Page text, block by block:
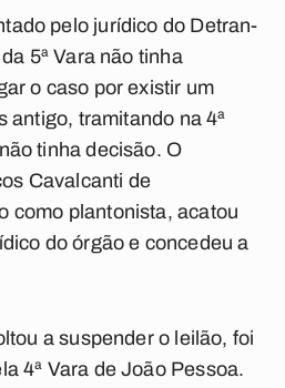
pelo jurídico do Detran-
5ª Vara não tinha
o caso por existir um
antigo, tramitando na 4ª
tinha decisão. O
Cavalcanti de
como plantonista, acatou
do órgão e concedeu a
a suspender o leilão, foi
4ª Vara de João Pessoa.